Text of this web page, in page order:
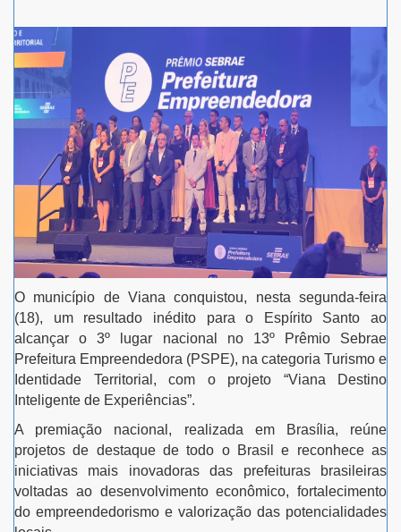
O município de Viana conquistou, nesta segunda-feira
(18), um resultado inédito para o Espírito Santo ao
alcançar o 3º lugar nacional no 13º Prêmio Sebrae
Prefeitura Empreendedora (PSPE), na categoria Turismo e
Identidade Territorial, com o projeto “Viana Destino
Inteligente de Experiências”.
A premiação nacional, realizada em Brasília, reúne
projetos de destaque de todo o Brasil e reconhece as
iniciativas mais inovadoras das prefeituras brasileiras
voltadas ao desenvolvimento econômico, fortalecimento
do empreendedorismo e valorização das potencialidades